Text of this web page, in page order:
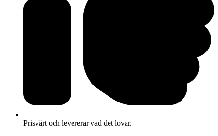
Prisvärt och levererar vad det lovar.